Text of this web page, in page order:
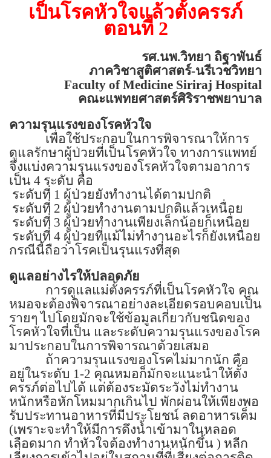
เป็นโรคหัวใจแล้วตั้งครรภ์
ตอนที่2
รศ.นพ.วิทยา ถิฐาพันธ์
ภาควิชาสูติศาสตร์-นรีเวชวิทยา
Faculty ofMedicine Siriraj Hospital
คณะแพทยศาสตร์ศิริราชพยาบาล
ความรุนแรงของโรคหัวใจ
เพื่อใช้ประกอบในการพิจารณาให้การ
ดูแลรักษาผู้ป่วยที่เป็นโรคหัวใจ ทางการแพทย์
จึงแบ่งความรุนแรงของโรคหัวใจตามอาการ
เป็น 4 ระดับ คือ
ระดับที่ 1 ผู้ป่วยยังทำงานได้ตามปกติ
ระดับที่ 2 ผู้ป่วยทำงานตามปกติแล้วเหนื่อย
ระดับที่ 3 ผู้ป่วยทำงานเพียงเล็กน้อยก็เหนื่อย
ระดับที่ 4 ผู้ป่วยที่แม้ไม่ทำงานอะไรก็ยังเหนื่อย
กรณีนี้ถือว่าโรคเป็นรุนแรงที่สุด
ดูแลอย่างไรให้ปลอดภัย
การดูแลแม่ตั้งครรภ์ที่เป็นโรคหัวใจ คุณ
หมอจะต้องพิจารณาอย่างละเอียดรอบคอบเป็น
รายๆ ไปโดยมักจะใช้ข้อมูลเกี่ยวกับชนิดของ
โรคหัวใจที่เป็น และระดับความรุนแรงของโรค
มาประกอบในการพิจารณาด้วยเสมอ
ถ้าความรุนแรงของโรคไม่มากนัก คือ
อยู่ในระดับ 1-2 คุณหมอก็มักจะแนะนำให้ตั้ง
ครรภ์ต่อไปได้ แต่ต้องระมัดระวังไม่ทำงาน
หนักหรือหักโหมมากเกินไป พักผ่อนให้เพียงพอ
รับประทานอาหารที่มีประโยชน์ ลดอาหารเค็ม
(เพราะจะทำให้มีการดึงน้ำเข้ามาในหลอด
เลือดมาก ทำหัวใจต้องทำงานหนักขึ้น ) หลีก